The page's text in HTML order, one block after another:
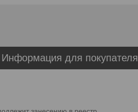
Информация для покупателя